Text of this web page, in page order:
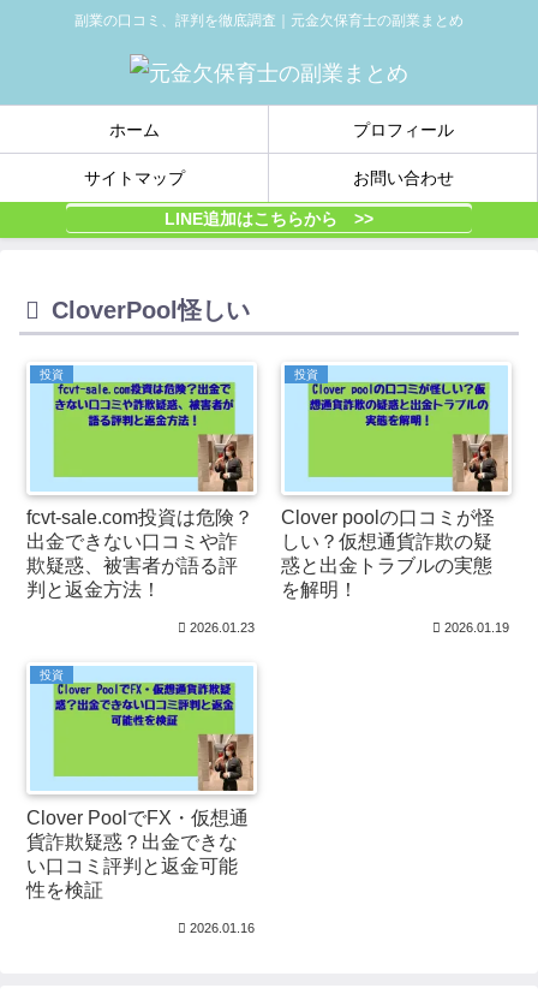
副業の口コミ、評判を徹底調査｜元金欠保育士の副業まとめ
ホーム プロフィール
サイトマップ お問い合わせ
LINE追加はこちらから >>
CloverPool怪しい
投資
fcvt-sale.com投資は危険？
出金できない口コミや詐
欺疑惑、被害者が語る評
判と返金方法！
2026.01.23
投資
Clover poolの口コミが怪
しい？仮想通貨詐欺の疑
惑と出金トラブルの実態
を解明！
2026.01.19
投資
Clover PoolでFX・仮想通
貨詐欺疑惑？出金できな
い口コミ評判と返金可能
性を検証
2026.01.16